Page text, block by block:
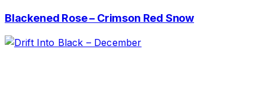
Blackened Rose – Crimson Red Snow